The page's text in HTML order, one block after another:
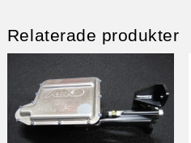
Relaterade produkter